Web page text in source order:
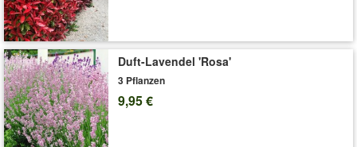
Duft-Lavendel 'Rosa'
3 Pflanzen
9,95 €